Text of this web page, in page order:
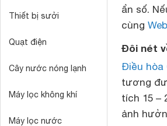
Thiết bị sưởi
Quạt điện
Cây nước nóng lạnh
Máy lọc không khí
Máy lọc nước
ẩn số.
cùng
Đôi nét
Điều hòa
tương
tích 15 –
ảnh